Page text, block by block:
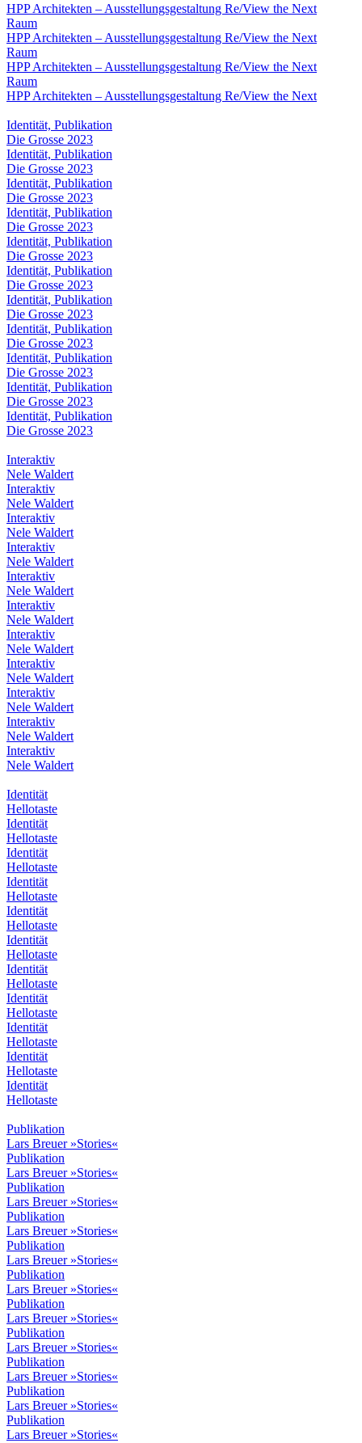
HPP Architekten – Ausstellungsgestaltung Re/View the Next
Raum
HPP Architekten – Ausstellungsgestaltung Re/View the Next
Raum
HPP Architekten – Ausstellungsgestaltung Re/View the Next
Raum
HPP Architekten – Ausstellungsgestaltung Re/View the Next
Identität, Publikation
Die Grosse 2023
Identität, Publikation
Die Grosse 2023
Identität, Publikation
Die Grosse 2023
Identität, Publikation
Die Grosse 2023
Identität, Publikation
Die Grosse 2023
Identität, Publikation
Die Grosse 2023
Identität, Publikation
Die Grosse 2023
Identität, Publikation
Die Grosse 2023
Identität, Publikation
Die Grosse 2023
Identität, Publikation
Die Grosse 2023
Identität, Publikation
Die Grosse 2023
Interaktiv
Nele Waldert
Interaktiv
Nele Waldert
Interaktiv
Nele Waldert
Interaktiv
Nele Waldert
Interaktiv
Nele Waldert
Interaktiv
Nele Waldert
Interaktiv
Nele Waldert
Interaktiv
Nele Waldert
Interaktiv
Nele Waldert
Interaktiv
Nele Waldert
Interaktiv
Nele Waldert
Identität
Hellotaste
Identität
Hellotaste
Identität
Hellotaste
Identität
Hellotaste
Identität
Hellotaste
Identität
Hellotaste
Identität
Hellotaste
Identität
Hellotaste
Identität
Hellotaste
Identität
Hellotaste
Identität
Hellotaste
Publikation
Lars Breuer »Stories«
Publikation
Lars Breuer »Stories«
Publikation
Lars Breuer »Stories«
Publikation
Lars Breuer »Stories«
Publikation
Lars Breuer »Stories«
Publikation
Lars Breuer »Stories«
Publikation
Lars Breuer »Stories«
Publikation
Lars Breuer »Stories«
Publikation
Lars Breuer »Stories«
Publikation
Lars Breuer »Stories«
Publikation
Lars Breuer »Stories«